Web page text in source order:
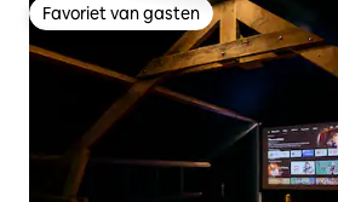
Favoriet van gasten
Favoriet van gasten